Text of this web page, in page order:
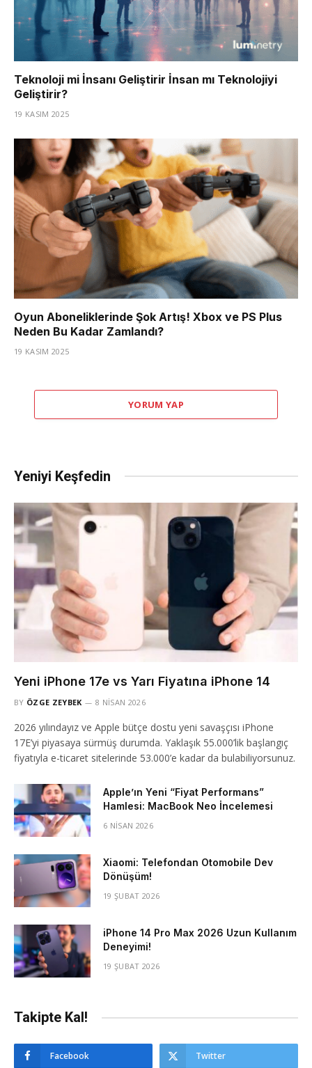
Teknoloji mi İnsanı Geliştirir İnsan mı Teknolojiyi
Geliştirir?
19 KASIM 2025
Oyun Aboneliklerinde Şok Artış! Xbox ve PS Plus
Neden Bu Kadar Zamlandı?
19 KASIM 2025
YORUM YAP
Yeniyi Keşfedin
Yeni iPhone 17e vs Yarı Fiyatına iPhone 14
BY ÖZGE ZEYBEK 8 NISAN 2026
2026 yılındayız ve Apple bütçe dostu yeni savaşçısı iPhone
17E’yi piyasaya sürmüş durumda. Yaklaşık 55.000’lik başlangıç
fiyatıyla e-ticaret sitelerinde 53.000’e kadar da bulabiliyorsunuz.
Apple’ın Yeni “Fiyat Performans”
Hamlesi: MacBook Neo İncelemesi
6 NISAN 2026
Xiaomi: Telefondan Otomobile Dev
Dönüşüm!
19 ŞUBAT 2026
iPhone 14 Pro Max 2026 Uzun Kullanım
Deneyimi!
19 ŞUBAT 2026
Takipte Kal!
Facebook Twitter